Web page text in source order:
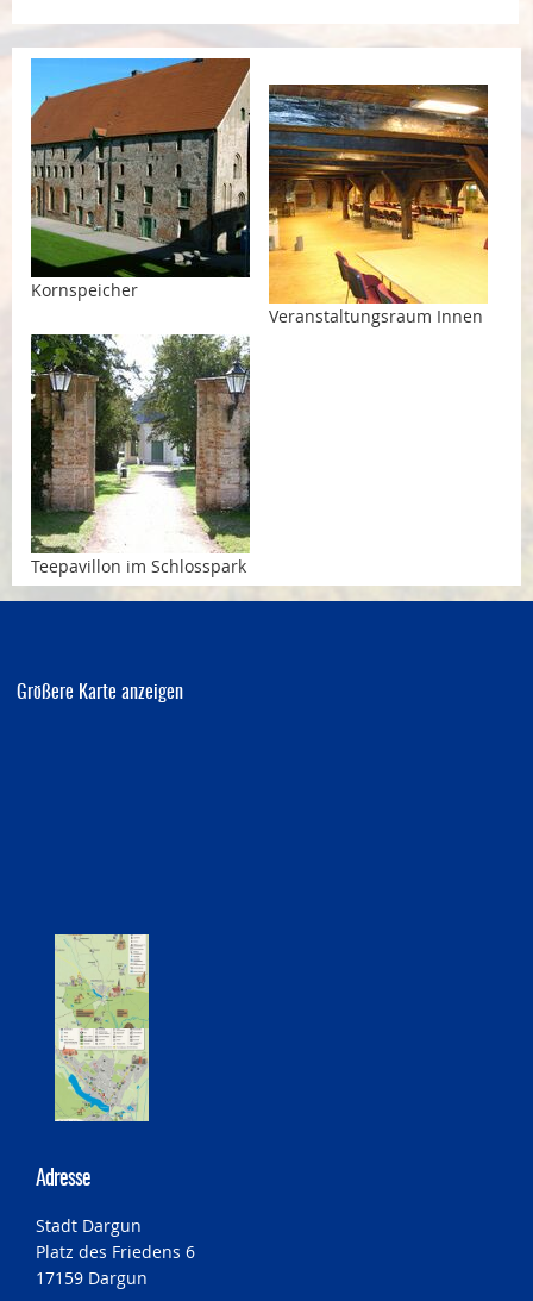
Kornspeicher
Veranstaltungsraum Innen
Teepavillon im Schlosspark
Größere Karte anzeigen
Adresse
Stadt Dargun
Platz des Friedens 6
17159 Dargun